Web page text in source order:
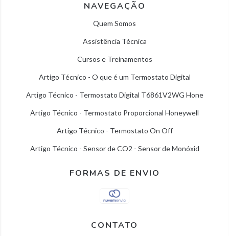
NAVEGAÇÃO
Quem Somos
Assistência Técnica
Cursos e Treinamentos
Artigo Técnico - O que é um Termostato Digital
Artigo Técnico - Termostato Digital T6861V2WG Hone
Artigo Técnico - Termostato Proporcional Honeywell
Artigo Técnico - Termostato On Off
Artigo Técnico - Sensor de CO2 - Sensor de Monóxid
FORMAS DE ENVIO
CONTATO